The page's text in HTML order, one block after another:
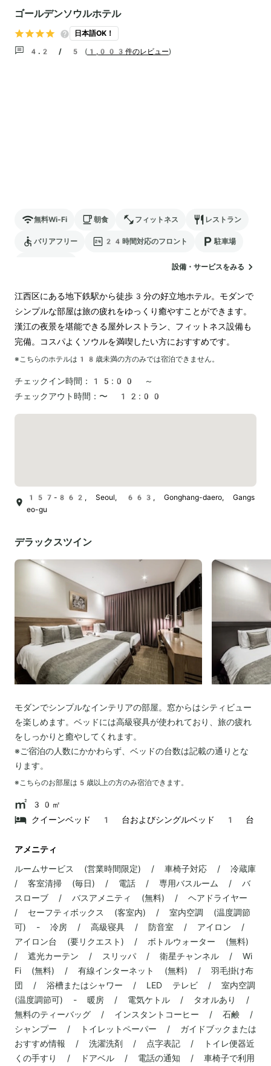
ゴールデンソウルホテル
日本語OK！
4.2 / 5 ( 1,003件のレビュー)
無料Wi-Fi 朝食 フィットネス レストラン
バリアフリー 24時間対応のフロント 駐車場
設備・サービスをみる
江西区にある地下鉄駅から徒歩3分の好立地ホテル。モダンで
シンプルな部屋は旅の疲れをゆっくり癒やすことができます。
漢江の夜景を堪能できる屋外レストラン、フィットネス設備も
完備。コスパよくソウルを満喫したい方におすすめです。
※こちらのホテルは 18 歳未満の方のみでは宿泊できません。
チェックイン時間：
15:00 ～
チェックアウト時間： 〜 12:00
157-862, Seoul, 663, Gonghang-daero, Gangs
eo-gu
デラックスツイン
モダンでシンプルなインテリアの部屋。窓からはシティビュー
を楽しめます。ベッドには高級寝具が使われており、旅の疲れ
をしっかりと癒やしてくれます。
※ご宿泊の人数にかかわらず、ベッドの台数は記載の通りとな
ります。
※こちらのお部屋は 5 歳以上の方のみ宿泊できます。
30㎡
クイーンベッド 1 台およびシングルベッド 1 台
アメニティ
ルームサービス (営業時間限定) / 車椅子対応 / 冷蔵庫
/ 客室清掃 (毎日) / 電話 / 専用バスルーム / バ
スローブ / バスアメニティ (無料) / ヘアドライヤー
/ セーフティボックス (客室内) / 室内空調 (温度調節
可) - 冷房 / 高級寝具 / 防音室 / アイロン /
アイロン台 (要リクエスト) / ボトルウォーター (無料)
/ 遮光カーテン / スリッパ / 衛星チャンネル / Wi
Fi (無料) / 有線インターネット (無料) / 羽毛掛け布
団 / 浴槽またはシャワー / LED テレビ / 室内空調
(温度調節可) - 暖房 / 電気ケトル / タオルあり /
無料のティーバッグ / インスタントコーヒー / 石鹸 /
シャンプー / トイレットペーパー / ガイドブックまたは
おすすめ情報 / 洗濯洗剤 / 点字表記 / トイレ便器近
くの手すり / ドアベル / 電話の通知 / 車椅子で利用